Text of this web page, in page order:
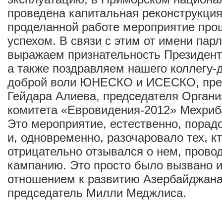
проведена капитальная
проделанной работе мероприятие
успехом. В связи с этим от имени
выражаем признательность
а также поздравляем нашего коллегу-
доброй воли ЮНЕСКО и ИСЕСКО,
Гейдара Алиева, председателя
комитета «Евровидения-2012»
Это мероприятие, естественно,
и, одновременно, разочаровало тех,
отрицательно отзывался о нем,
кампанию. Это просто было вызвано
отношением к развитию
председатель Милли Меджлиса.